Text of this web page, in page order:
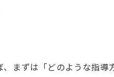
関する体験談
習塾の特色
まずは「どのような指導